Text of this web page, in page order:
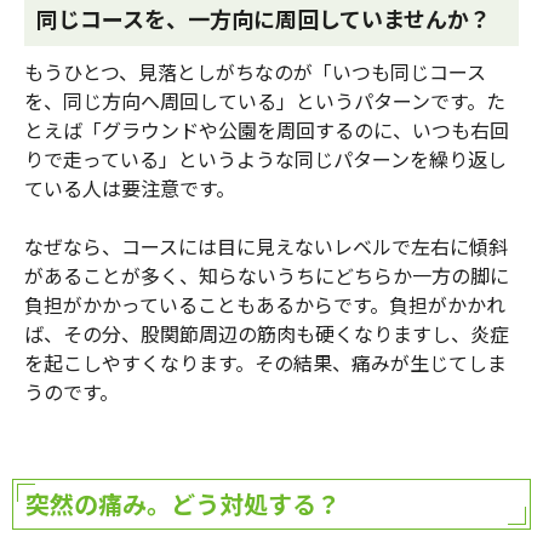
同じコースを、一方向に周回していませんか？
もうひとつ、見落としがちなのが「いつも同じコース
を、同じ方向へ周回している」というパターンです。た
とえば「グラウンドや公園を周回するのに、いつも右回
りで走っている」というような同じパターンを繰り返し
ている人は要注意です。
なぜなら、コースには目に見えないレベルで左右に傾斜
があることが多く、知らないうちにどちらか一方の脚に
負担がかかっていることもあるからです。負担がかかれ
ば、その分、股関節周辺の筋肉も硬くなりますし、炎症
を起こしやすくなります。その結果、痛みが生じてしま
うのです。
突然の痛み。どう対処する？